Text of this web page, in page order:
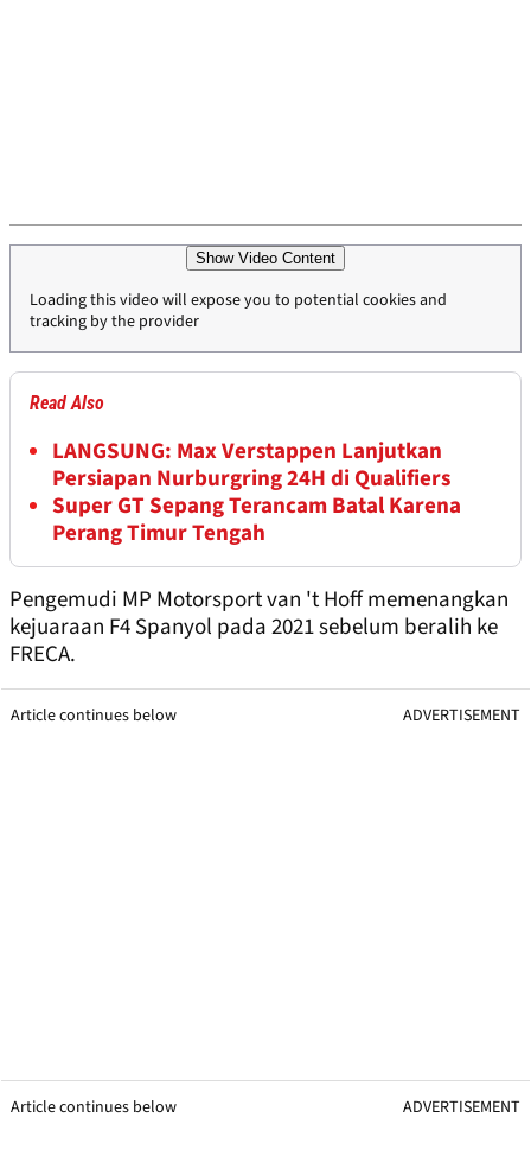
Show Video Content
Loading this video will expose you to potential cookies and
tracking by the provider
Read Also
LANGSUNG: Max Verstappen Lanjutkan
Persiapan Nurburgring 24H di Qualifiers
Super GT Sepang Terancam Batal Karena
Perang Timur Tengah
Pengemudi MP Motorsport van 't Hoff memenangkan
kejuaraan F4 Spanyol pada 2021 sebelum beralih ke
FRECA.
Article continues below ADVERTISEMENT
Article continues below ADVERTISEMENT